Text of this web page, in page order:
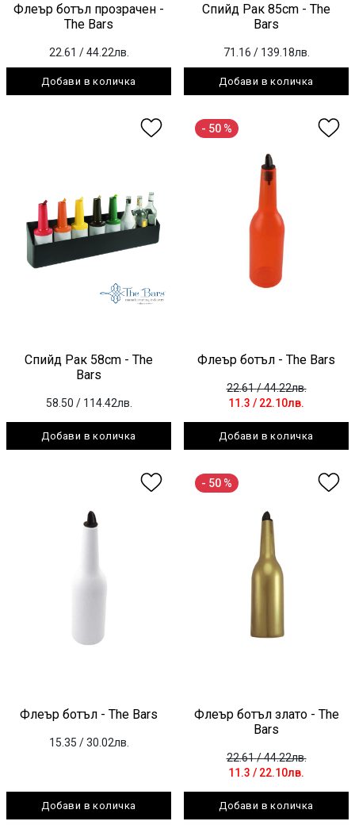
Флеър ботъл прозрачен -
The Bars
22.61 / 44.22лв.
Добави в количка
Спийд Рак 85cm - The
Bars
71.16 / 139.18лв.
Добави в количка
Спийд Рак 58cm - The
Bars
58.50 / 114.42лв.
Добави в количка
- 50 %
Флеър ботъл - The Bars
22.61/ 44.22лв.
11.3 / 22.10лв.
Добави в количка
Флеър ботъл - The Bars
15.35 / 30.02лв.
Добави в количка
- 50 %
Флеър ботъл злато - The
Bars
22.61/ 44.22лв.
11.3 / 22.10лв.
Добави в количка